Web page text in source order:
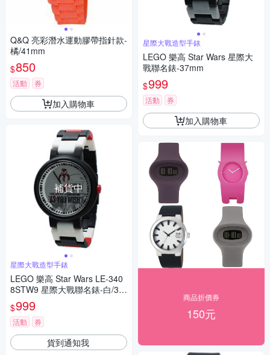
Q&Q 亮彩潛水運動膠帶指針款-
橘/41mm
$850
活動 券
加入購物車
補貨中
星際大戰造型手錶
LEGO 樂高 Star Wars LE-340
8STW9 星際大戰聯名錶-白/37
mm
$999
活動 券
貨到通知我
星際大戰造型手錶
LEGO 樂高 Star Wars 星際大
戰聯名錶-37mm
$999
活動 券
加入購物車
商品折價券
150元